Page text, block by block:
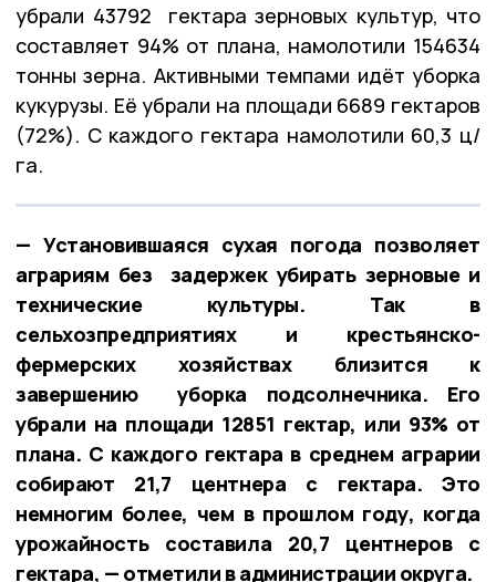
убрали 43792 гектара зерновых культур, что
составляет 94% от плана, намолотили 154634
тонны зерна. Активными темпами идёт уборка
кукурузы. Её убрали на площади 6689 гектаров
(72%). С каждого гектара намолотили 60,3 ц/
га.
— Установившаяся сухая погода позволяет
аграриям без задержек убирать зерновые и
технические культуры. Так в
сельхозпредприятиях и крестьянско-
фермерских хозяйствах близится к
завершению уборка подсолнечника. Его
убрали на площади 12851 гектар, или 93% от
плана. С каждого гектара в среднем аграрии
собирают 21,7 центнера с гектара. Это
немногим более, чем в прошлом году, когда
урожайность составила 20,7 центнеров с
гектара, — отметили в администрации округа.